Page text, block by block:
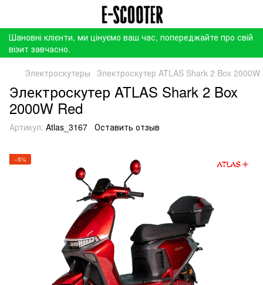
Шановні клієнти, ми цінуємо ваш час, попереджайте про свій
візит завчасно.
Электроскутеры Электроскутер ATLAS Shark 2 Box 2000W
Электроскутер ATLAS Shark 2 Box
2000W Red
Артикул: Atlas_3167 Оставить отзыв
−5%